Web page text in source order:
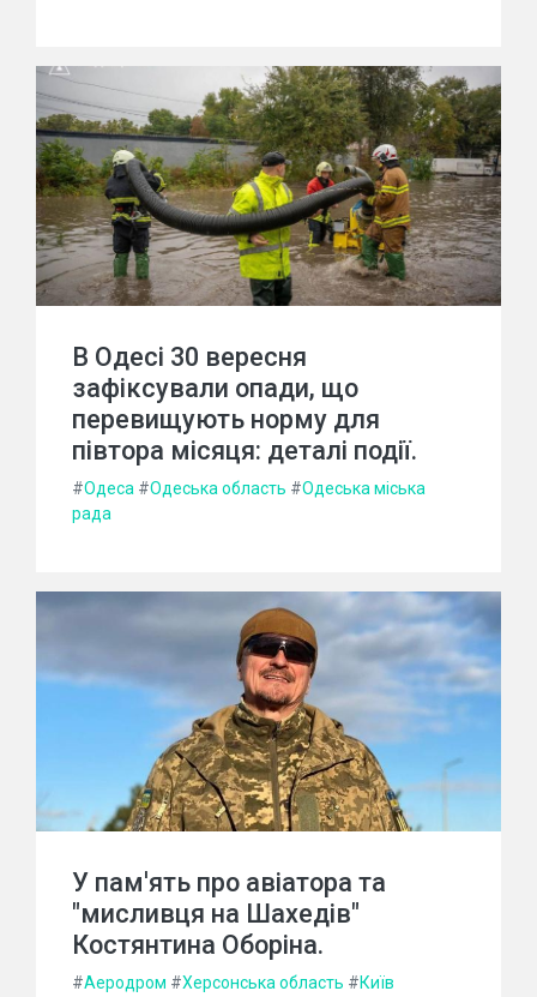
В Одесі 30 вересня
зафіксували опади, що
перевищують норму для
півтора місяця: деталі події.
#Одеса #Одеська область #Одеська міська
рада
У пам'ять про авіатора та
"мисливця на Шахедів"
Костянтина Оборіна.
#Аеродром #Херсонська область #Київ